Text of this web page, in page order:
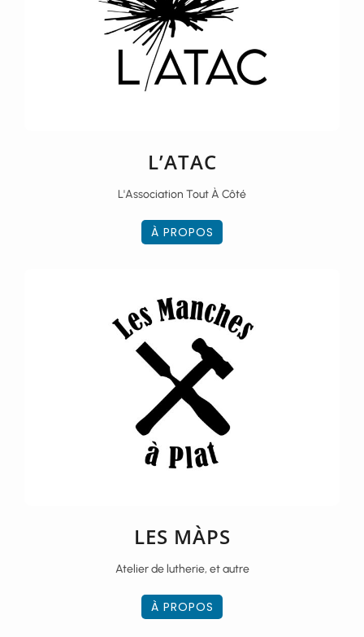
L’ATAC
L'Association Tout À Côté
À PROPOS
LES MÀPS
Atelier de lutherie, et autre
À PROPOS